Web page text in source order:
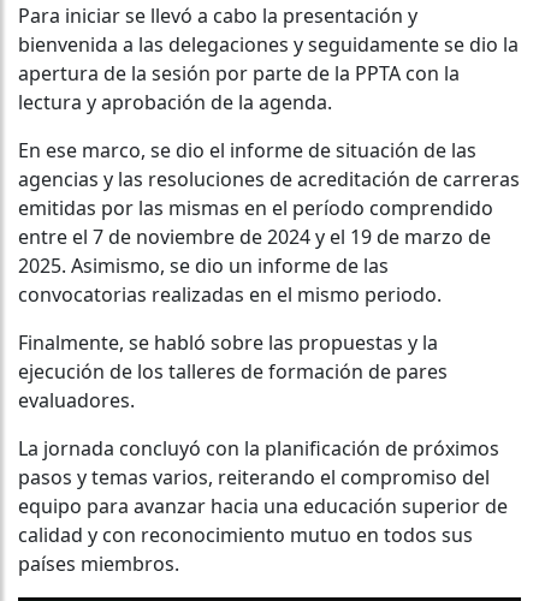
Para iniciar se llevó a cabo la presentación y
bienvenida a las delegaciones y seguidamente se dio la
apertura de la sesión por parte de la PPTA con la
lectura y aprobación de la agenda.
En ese marco, se dio el informe de situación de las
agencias y las resoluciones de acreditación de carreras
emitidas por las mismas en el período comprendido
entre el 7 de noviembre de 2024 y el 19 de marzo de
2025. Asimismo, se dio un informe de las
convocatorias realizadas en el mismo periodo.
Finalmente, se habló sobre las propuestas y la
ejecución de los talleres de formación de pares
evaluadores.
La jornada concluyó con la planificación de próximos
pasos y temas varios, reiterando el compromiso del
equipo para avanzar hacia una educación superior de
calidad y con reconocimiento mutuo en todos sus
países miembros.